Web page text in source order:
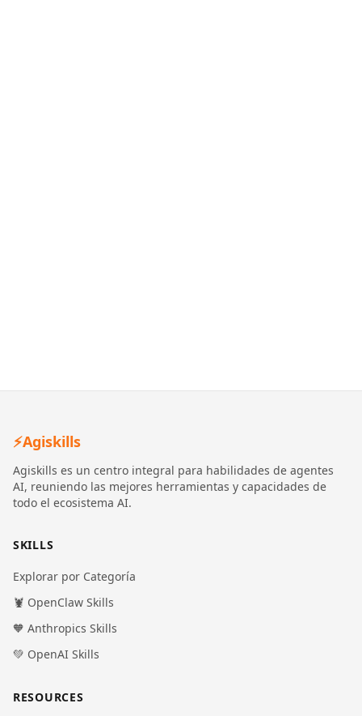
⚡Agiskills
Agiskills es un centro integral para habilidades de agentes
AI, reuniendo las mejores herramientas y capacidades de
todo el ecosistema AI.
SKILLS
Explorar por Categoría
🦞 OpenClaw Skills
🧡 Anthropics Skills
💚 OpenAI Skills
RESOURCES